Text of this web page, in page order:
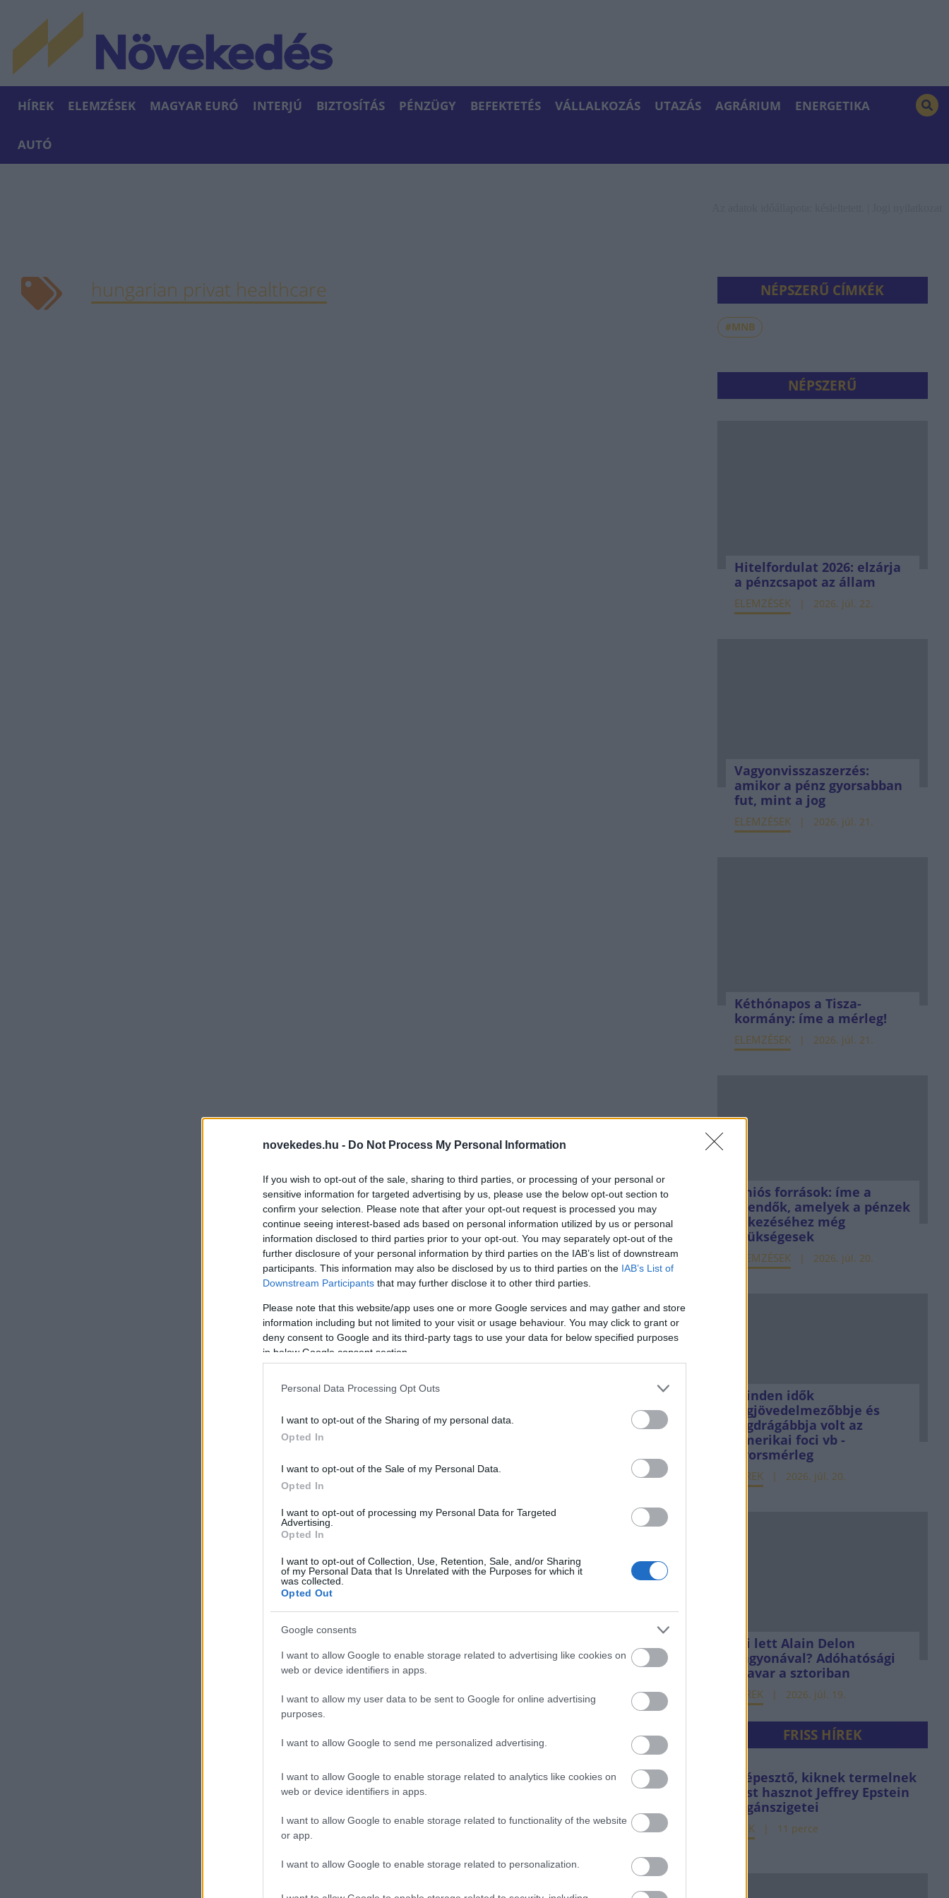
novekedes.hu - Do Not Process My Personal Information
If you wish to opt-out of the sale, sharing to third parties, or processing of your personal or
sensitive information for targeted advertising by us, please use the below opt-out section to
confirm your selection. Please note that after your opt-out request is processed you may
continue seeing interest-based ads based on personal information utilized by us or personal
information disclosed to third parties prior to your opt-out. You may separately opt-out of the
further disclosure of your personal information by third parties on the IAB’s list of downstream
participants. This information may also be disclosed by us to third parties on the IAB’s List of
Downstream Participants that may further disclose it to other third parties.
Please note that this website/app uses one or more Google services and may gather and store
information including but not limited to your visit or usage behaviour. You may click to grant or
deny consent to Google and its third-party tags to use your data for below specified purposes
in below Google consent section.
Personal Data Processing Opt Outs
I want to opt-out of the Sharing of my personal data.
Opted In
I want to opt-out of the Sale of my Personal Data.
Opted In
I want to opt-out of processing my Personal Data for Targeted
Advertising.
Opted In
I want to opt-out of Collection, Use, Retention, Sale, and/or Sharing
of my Personal Data that Is Unrelated with the Purposes for which it
was collected.
Opted Out
Google consents
I want to allow Google to enable storage related to advertising like cookies on
web or device identifiers in apps.
I want to allow my user data to be sent to Google for online advertising
purposes.
I want to allow Google to send me personalized advertising.
I want to allow Google to enable storage related to analytics like cookies on
web or device identifiers in apps.
I want to allow Google to enable storage related to functionality of the website
or app.
I want to allow Google to enable storage related to personalization.
HÍREK ELEMZÉSEK MAGYAR EURÓ INTERJÚ BIZTOSÍTÁS PÉNZÜGY BEFEKTETÉS VÁLLALKOZÁS UTAZÁS AGRÁRIUM ENERGETIKA
AUTÓ
hungarian privat healthcare NÉPSZERŰ CÍMKÉK
#MNB
NÉPSZERŰ
Hitelfordulat 2026: elzárja
a pénzcsapot az állam
ELEMZÉSEK 2026. júl. 22.
Vagyonvisszaszerzés:
amikor a pénz gyorsabban
fut, mint a jog
ELEMZÉSEK 2026. júl. 21.
Kéthónapos a Tisza-
kormány: íme a mérleg!
ELEMZÉSEK 2026. júl. 21.
Uniós források: íme a
teendők, amelyek a pénzek
érkezéséhez még
szükségesek
ELEMZÉSEK 2026. júl. 20.
Minden idők
legjövedelmezőbbje és
legdrágábbja volt az
amerikai foci vb -
gyorsmérleg
HÍREK 2026. júl. 20.
Mi lett Alain Delon
vagyonával? Adóhatósági
csavar a sztoriban
HÍREK 2026. júl. 19.
FRISS HÍREK
Elképesztő, kiknek termelnek
most hasznot Jeffrey Epstein
magánszigetei
HÍREK 11 perce